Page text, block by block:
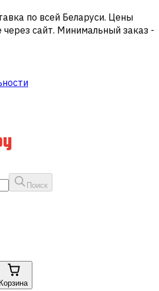
по всей Беларуси. Цены
сайт. Минимальный заказ -
Поиск
Корзина